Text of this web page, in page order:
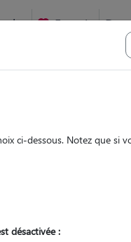
Favoris
ci-dessous. Notez que si
désactivée :